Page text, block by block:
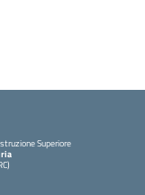
Superiore